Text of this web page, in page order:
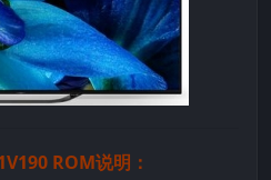
ROM说明：